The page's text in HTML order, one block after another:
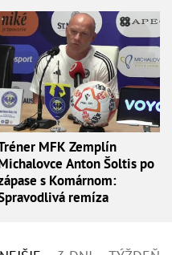
MFK Zemplín
Anton Šoltis po
s Komárnom:
remíza